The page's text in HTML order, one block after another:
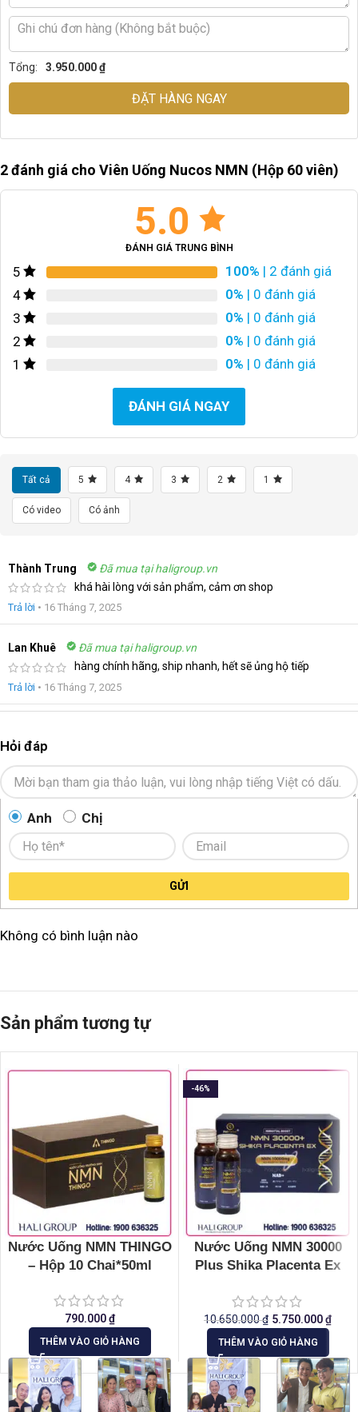
Tổng: 3.950.000 ₫
ĐẶT HÀNG NGAY
2 đánh giá cho Viên Uống Nucos NMN (Hộp 60 viên)
5.0
ĐÁNH GIÁ TRUNG BÌNH
5 100% | 2 đánh giá
4
0% | 0 đánh giá
3
0% | 0 đánh giá
2
0% | 0 đánh giá
1
0% | 0 đánh giá
ĐÁNH GIÁ NGAY
Tất cả 5 4 3 2 1
Có video Có ảnh
Thành Trung
Đã mua tại haligroup.vn
khá hài lòng với sản phẩm, cảm ơn shop
Trả lời • 16 Tháng 7, 2025
Lan Khuê
Đã mua tại haligroup.vn
hàng chính hãng, ship nhanh, hết sẽ ủng hộ tiếp
Trả lời • 16 Tháng 7, 2025
Hỏi đáp
Anh Chị
GỬI
Không có bình luận nào
Sản phẩm tương tự
Nước Uống NMN THINGO
– Hộp 10 Chai*50ml
790.000₫
THÊM VÀO GIỎ HÀNG
-46%
Nước Uống NMN 30000
Plus Shika Placenta Ex
10.650.000₫ 5.750.000₫
THÊM VÀO GIỎ HÀNG